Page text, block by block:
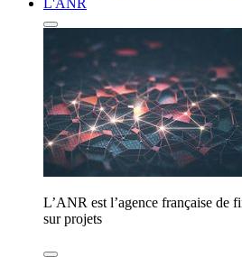
L'ANR
L’ANR est l’agence française de
sur projets